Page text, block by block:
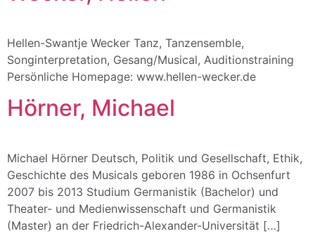
Hellen-Swantje Wecker Tanz, Tanzensemble,
Songinterpretation, Gesang/Musical, Auditionstraining
Persönliche Homepage: www.hellen-wecker.de
Hörner, Michael
Michael Hörner Deutsch, Politik und Gesellschaft, Ethik,
Geschichte des Musicals geboren 1986 in Ochsenfurt
2007 bis 2013 Studium Germanistik (Bachelor) und
Theater- und Medienwissenschaft und Germanistik
(Master) an der Friedrich-Alexander-Universität […]